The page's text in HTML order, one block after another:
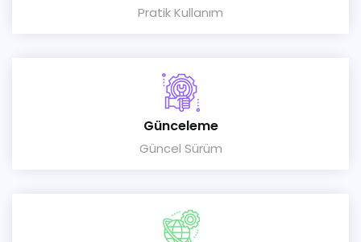
Pratik Kullanım
Günceleme
Güncel Sürüm